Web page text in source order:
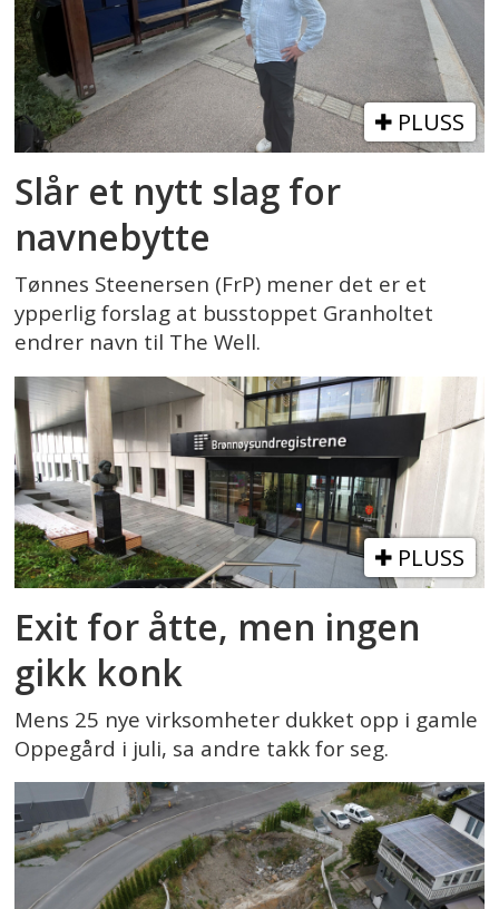
PLUSS
Slår et nytt slag for
navnebytte
Tønnes Steenersen (FrP) mener det er et
ypperlig forslag at busstoppet Granholtet
endrer navn til The Well.
PLUSS
Exit for åtte, men ingen
gikk konk
Mens 25 nye virksomheter dukket opp i gamle
Oppegård i juli, sa andre takk for seg.